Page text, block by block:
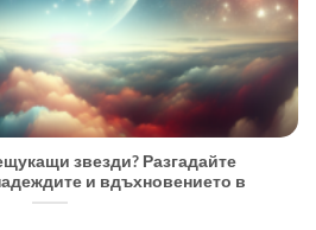
звезди? Разгадайте
и вдъхновението в